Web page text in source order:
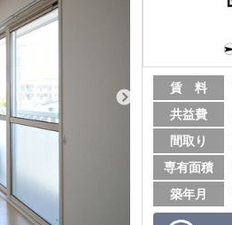
賃 料
共益費
間取り
専有面積
築年月